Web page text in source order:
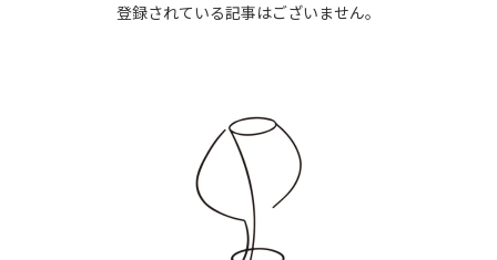
登録されている記事はございません。